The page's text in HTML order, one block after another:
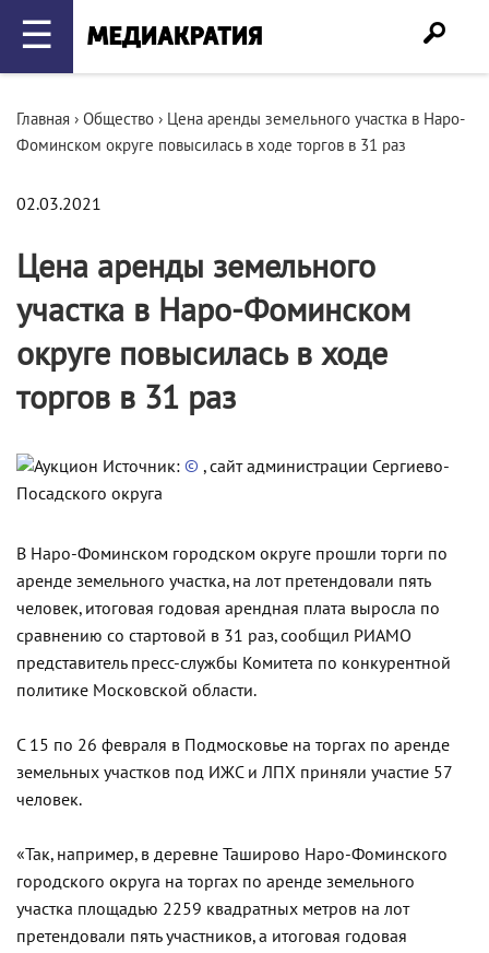
☰
Главная › Общество › Цена аренды земельного участка в Наро-
Фоминском округе повысилась в ходе торгов в 31 раз
02.03.2021
Цена аренды земельного
участка в Наро-Фоминском
округе повысилась в ходе
торгов в 31 раз
Источник: © , сайт администрации Сергиево-
Посадского округа
В Наро-Фоминском городском округе прошли торги по
аренде земельного участка, на лот претендовали пять
человек, итоговая годовая арендная плата выросла по
сравнению со стартовой в 31 раз, сообщил РИАМО
представитель пресс-службы Комитета по конкурентной
политике Московской области.
С 15 по 26 февраля в Подмосковье на торгах по аренде
земельных участков под ИЖС и ЛПХ приняли участие 57
человек.
«Так, например, в деревне Таширово Наро-Фоминского
городского округа на торгах по аренде земельного
участка площадью 2259 квадратных метров на лот
претендовали пять участников, а итоговая годовая